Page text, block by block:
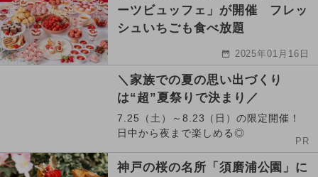
ーツビュッフェ」が開催 フレッ
シュいちごも食べ放題
2025年01月16日
＼家族での夏の思い出づくり
は“超”夏祭りで決まり／
7.25（土）～8.23（日）の限定開催！
日中から夜まで楽しめる◎
PR
神戸の桜の名所「須磨浦公園」に